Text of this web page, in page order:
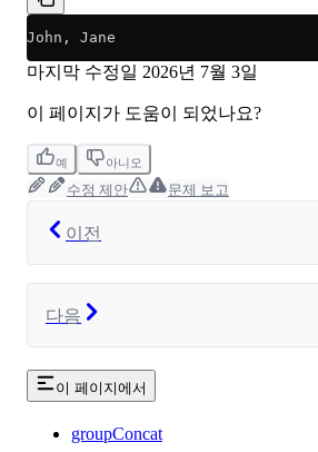
John, Jane
마지막 수정일 2026년 7월 3일
이 페이지가 도움이 되었나요?
예 아니오
수정 제안 문제 보고
이전
다음
이 페이지에서
groupConcat